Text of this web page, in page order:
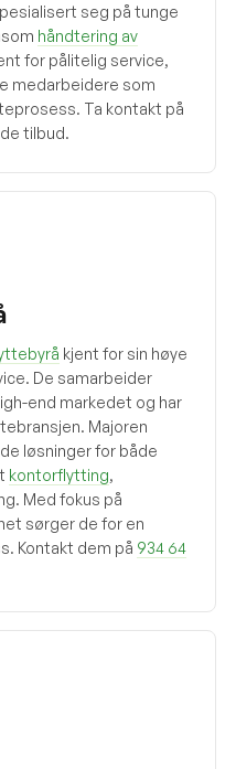
seg på tunge
håndtering av
for pålitelig service,
medarbeidere som
Ta kontakt på
tilbud.
kjent for sin høye
De samarbeider
end markedet og har
Majoren
løsninger for både
kontorflytting,
Med fokus på
sørger de for en
Kontakt dem på 934 64